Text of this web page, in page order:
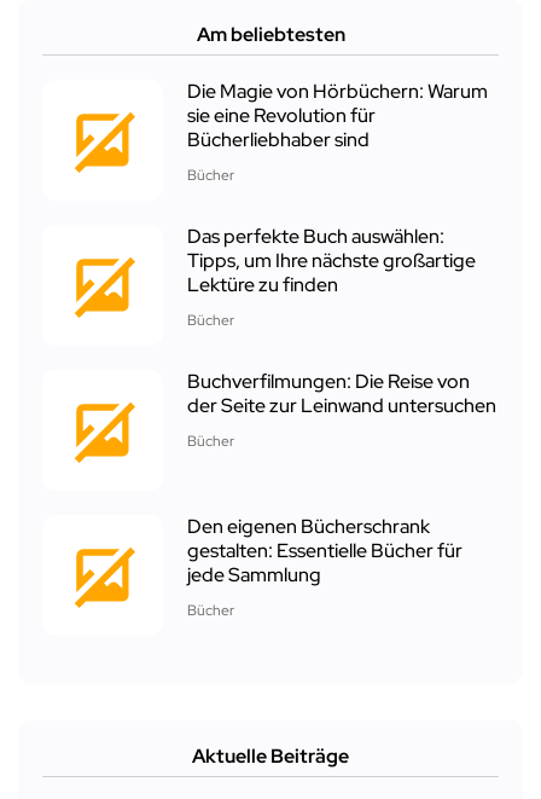
Am beliebtesten
Die Magie von Hörbüchern: Warum
sie eine Revolution für
Bücherliebhaber sind
Bücher
Das perfekte Buch auswählen:
Tipps, um Ihre nächste großartige
Lektüre zu finden
Bücher
Buchverfilmungen: Die Reise von
der Seite zur Leinwand untersuchen
Bücher
Den eigenen Bücherschrank
gestalten: Essentielle Bücher für
jede Sammlung
Bücher
Aktuelle Beiträge